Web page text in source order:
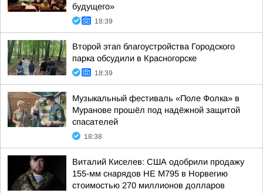
будущего»
18:39
Второй этап благоустройства Городского
парка обсудили в Красногорске
18:39
Музыкальный фестиваль «Поле Фолка» в
Муранове прошёл под надёжной защитой
спасателей
18:38
Виталий Киселев: США одобрили продажу
155-мм снарядов HE M795 в Норвегию
стоимостью 270 миллионов долларов